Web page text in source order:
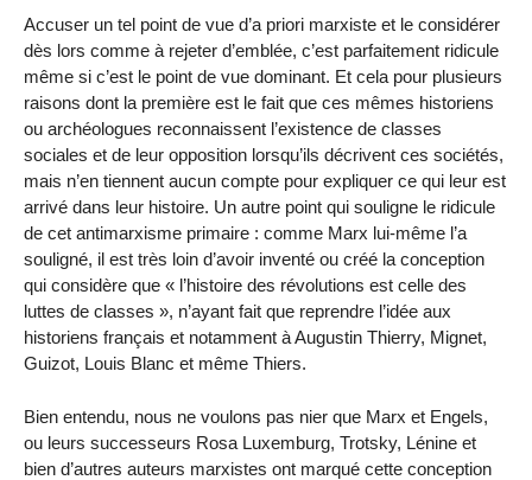
Accuser un tel point de vue d’a priori marxiste et le considérer
dès lors comme à rejeter d’emblée, c’est parfaitement ridicule
même si c’est le point de vue dominant. Et cela pour plusieurs
raisons dont la première est le fait que ces mêmes historiens
ou archéologues reconnaissent l’existence de classes
sociales et de leur opposition lorsqu’ils décrivent ces sociétés,
mais n’en tiennent aucun compte pour expliquer ce qui leur est
arrivé dans leur histoire. Un autre point qui souligne le ridicule
de cet antimarxisme primaire : comme Marx lui-même l’a
souligné, il est très loin d’avoir inventé ou créé la conception
qui considère que « l’histoire des révolutions est celle des
luttes de classes », n’ayant fait que reprendre l’idée aux
historiens français et notamment à Augustin Thierry, Mignet,
Guizot, Louis Blanc et même Thiers.
Bien entendu, nous ne voulons pas nier que Marx et Engels,
ou leurs successeurs Rosa Luxemburg, Trotsky, Lénine et
bien d’autres auteurs marxistes ont marqué cette conception